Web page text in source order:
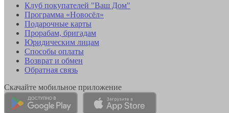
Клуб покупателей "Ваш Дом"
Программа «Новосёл»
Подарочные карты
Прорабам, бригадам
Юридическим лицам
Способы оплаты
Возврат и обмен
Обратная связь
Скачайте мобильное приложение